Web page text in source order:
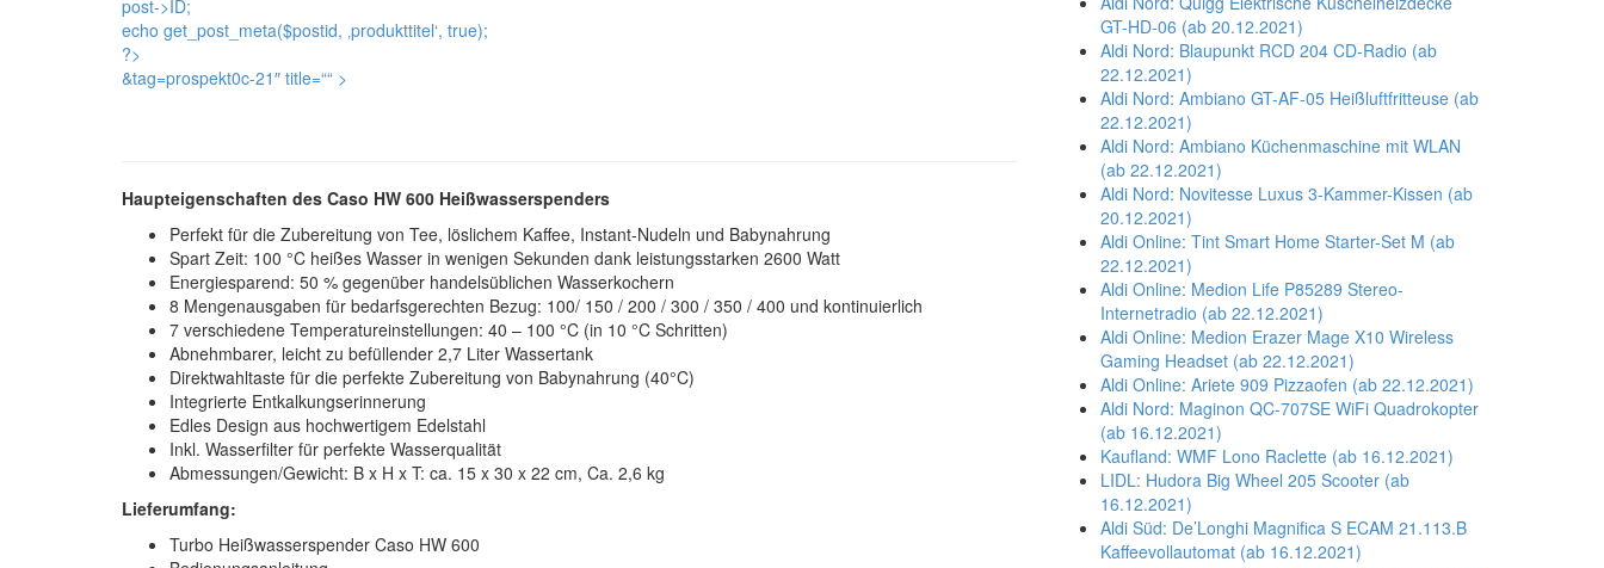
post->ID;
echo get_post_meta($postid, ‚produkttitel‘, true);
?>
&tag=prospekt0c-21″ title=““ >
Haupteigenschaften des Caso HW 600 Heißwasserspenders
Perfekt für die Zubereitung von Tee, löslichem Kaffee, Instant-Nudeln und Babynahrung
Spart Zeit: 100 °C heißes Wasser in wenigen Sekunden dank leistungsstarken 2600 Watt
Energiesparend: 50 % gegenüber handelsüblichen Wasserkochern
8 Mengenausgaben für bedarfsgerechten Bezug: 100/ 150 / 200 / 300 / 350 / 400 und kontinuierlich
7 verschiedene Temperatureinstellungen: 40 – 100 °C (in 10 °C Schritten)
Abnehmbarer, leicht zu befüllender 2,7 Liter Wassertank
Direktwahltaste für die perfekte Zubereitung von Babynahrung (40°C)
Integrierte Entkalkungserinnerung
Edles Design aus hochwertigem Edelstahl
Inkl. Wasserfilter für perfekte Wasserqualität
Abmessungen/Gewicht: B x H x T: ca. 15 x 30 x 22 cm, Ca. 2,6 kg
Lieferumfang:
Turbo Heißwasserspender Caso HW 600
GT-HD-06 (ab 20.12.2021)
Aldi Nord: Blaupunkt RCD 204 CD-Radio (ab
22.12.2021)
Aldi Nord: Ambiano GT-AF-05 Heißluftfritteuse (ab
22.12.2021)
Aldi Nord: Ambiano Küchenmaschine mit WLAN
(ab 22.12.2021)
Aldi Nord: Novitesse Luxus 3-Kammer-Kissen (ab
20.12.2021)
Aldi Online: Tint Smart Home Starter-Set M (ab
22.12.2021)
Aldi Online: Medion Life P85289 Stereo-
Internetradio (ab 22.12.2021)
Aldi Online: Medion Erazer Mage X10 Wireless
Gaming Headset (ab 22.12.2021)
Aldi Online: Ariete 909 Pizzaofen (ab 22.12.2021)
Aldi Nord: Maginon QC-707SE WiFi Quadrokopter
(ab 16.12.2021)
Kaufland: WMF Lono Raclette (ab 16.12.2021)
LIDL: Hudora Big Wheel 205 Scooter (ab
16.12.2021)
Aldi Süd: De’Longhi Magnifica S ECAM 21.113.B
Kaffeevollautomat (ab 16.12.2021)